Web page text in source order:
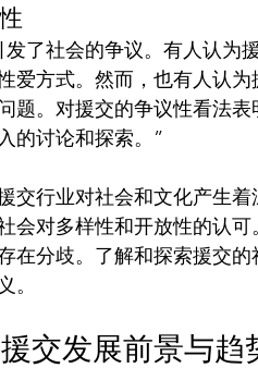
发了社会的争议。有人认为
爱方式。然而，也有人认
题。对援交的争议性看法
的讨论和探索。”
交行业对社会和文化产生
会对多样性和开放性的认
在分歧。了解和探索援交
交发展前景与趋